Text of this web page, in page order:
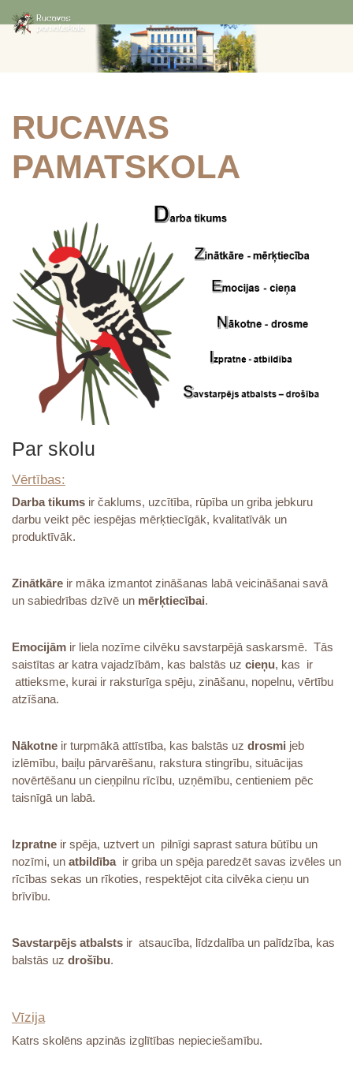
RUCAVAS
PAMATSKOLA
Par skolu
Vērtības:
Darba tikums ir čaklums, uzcītība, rūpība un griba jebkuru
darbu veikt pēc iespējas mērķtiecīgāk, kvalitatīvāk un
produktīvāk.
Zinātkāre ir māka izmantot zināšanas labā veicināšanai savā
un sabiedrības dzīvē un mērķtiecībai.
Emocijām ir liela nozīme cilvēku savstarpējā saskarsmē. Tās
saistītas ar katra vajadzībām, kas balstās uz cieņu, kas ir
attieksme, kurai ir raksturīga spēju, zināšanu, nopelnu, vērtību
atzīšana.
Nākotne ir turpmākā attīstība, kas balstās uz drosmi jeb
izlēmību, baiļu pārvarēšanu, rakstura stingrību, situācijas
novērtēšanu un cieņpilnu rīcību, uzņēmību, centieniem pēc
taisnīgā un labā.
Izpratne ir spēja, uztvert un pilnīgi saprast satura būtību un
nozīmi, un atbildībair griba un spēja paredzēt savas izvēles un
rīcības sekas un rīkoties, respektējot cita cilvēka cieņu un
brīvību.
Savstarpējs atbalsts ir atsaucība, līdzdalība un palīdzība, kas
balstās uz drošību.
Vīzija
Katrs skolēns apzinās izglītības nepieciešamību.